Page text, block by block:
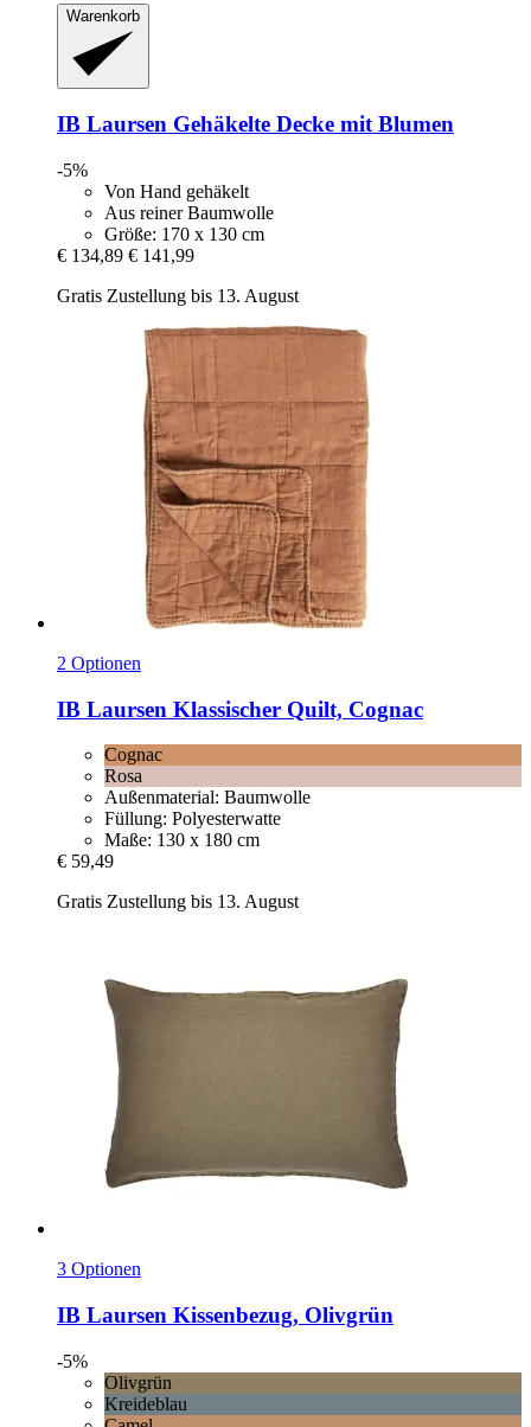
Warenkorb
IB Laursen Gehäkelte Decke mit Blumen
-5%
Von Hand gehäkelt
Aus reiner Baumwolle
Größe: 170 x 130 cm
€ 134,89 € 141,99
Gratis Zustellung bis 13. August
2 Optionen
IB Laursen Klassischer Quilt, Cognac
Cognac
Rosa
Außenmaterial: Baumwolle
Füllung: Polyesterwatte
Maße: 130 x 180 cm
€ 59,49
Gratis Zustellung bis 13. August
3 Optionen
IB Laursen Kissenbezug, Olivgrün
-5%
Olivgrün
Kreideblau